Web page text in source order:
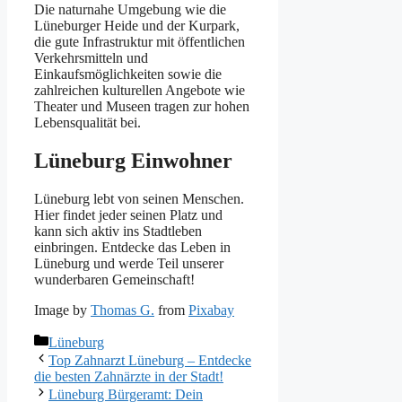
Die naturnahe Umgebung wie die
Lüneburger Heide und der Kurpark,
die gute Infrastruktur mit öffentlichen
Verkehrsmitteln und
Einkaufsmöglichkeiten sowie die
zahlreichen kulturellen Angebote wie
Theater und Museen tragen zur hohen
Lebensqualität bei.
Lüneburg Einwohner
Lüneburg lebt von seinen Menschen.
Hier findet jeder seinen Platz und
kann sich aktiv ins Stadtleben
einbringen. Entdecke das Leben in
Lüneburg und werde Teil unserer
wunderbaren Gemeinschaft!
Image by Thomas G. from Pixabay
Kategorien
Lüneburg
Top Zahnarzt Lüneburg – Entdecke
die besten Zahnärzte in der Stadt!
Lüneburg Bürgeramt: Dein